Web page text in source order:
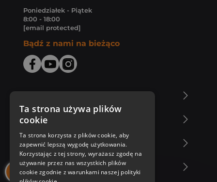
Poniedziałek - Piątek
8:00 - 18:00
[email protected]
Bądź z nami na bieżąco
Zakupy u nas
Nasza oferta
Nasi autorzy
Ta strona używa plików
cookie
Ta strona korzysta z plików cookie, aby
zapewnić lepszą wygodę użytkowania.
Korzystając z tej strony, wyrażasz zgodę na
używanie przez nas wszystkich plików
cookie zgodnie z warunkami naszej polityki